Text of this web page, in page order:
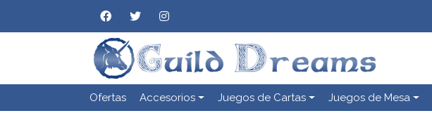
Ofertas Accesorios Juegos de Cartas Juegos de Mesa